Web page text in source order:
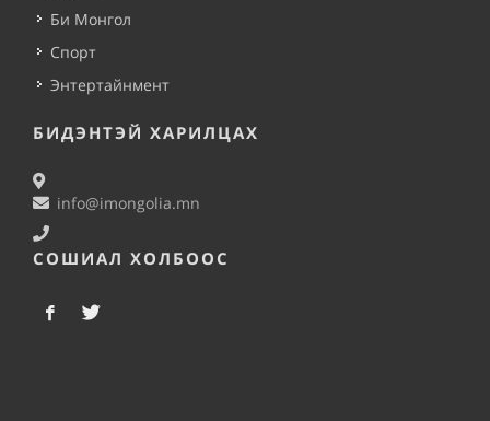
Би Монгол
Спорт
Энтертайнмент
БИДЭНТЭЙ ХАРИЛЦАХ
info@imongolia.mn
СОШИАЛ ХОЛБООС